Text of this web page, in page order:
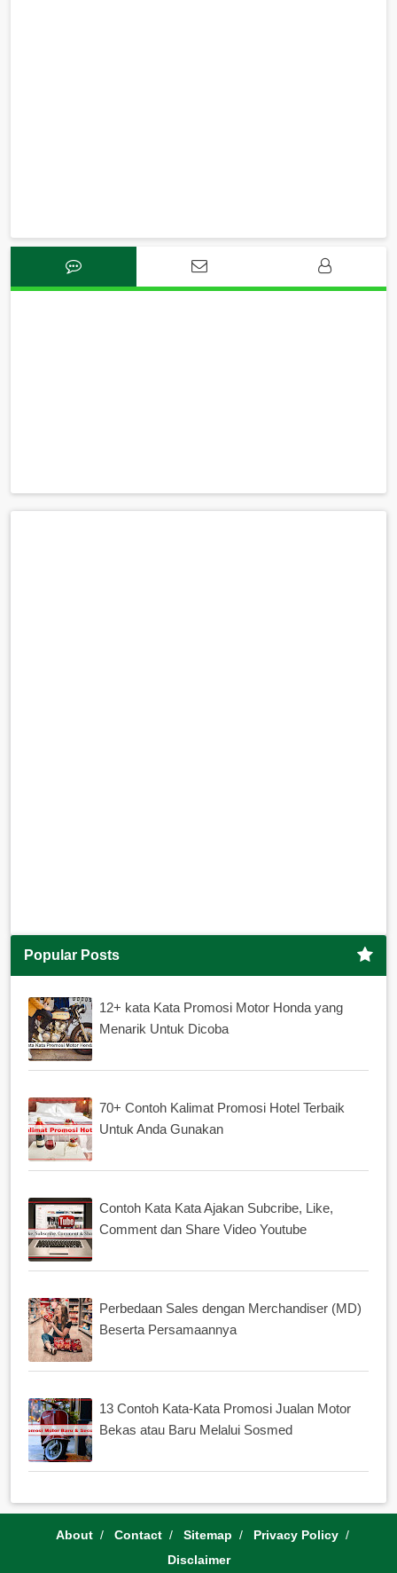
Popular Posts
12+ kata Kata Promosi Motor Honda yang
Menarik Untuk Dicoba
70+ Contoh Kalimat Promosi Hotel Terbaik
Untuk Anda Gunakan
Contoh Kata Kata Ajakan Subcribe, Like,
Comment dan Share Video Youtube
Perbedaan Sales dengan Merchandiser (MD)
Beserta Persamaannya
13 Contoh Kata-Kata Promosi Jualan Motor
Bekas atau Baru Melalui Sosmed
About Contact Sitemap
Privacy Policy
Disclaimer